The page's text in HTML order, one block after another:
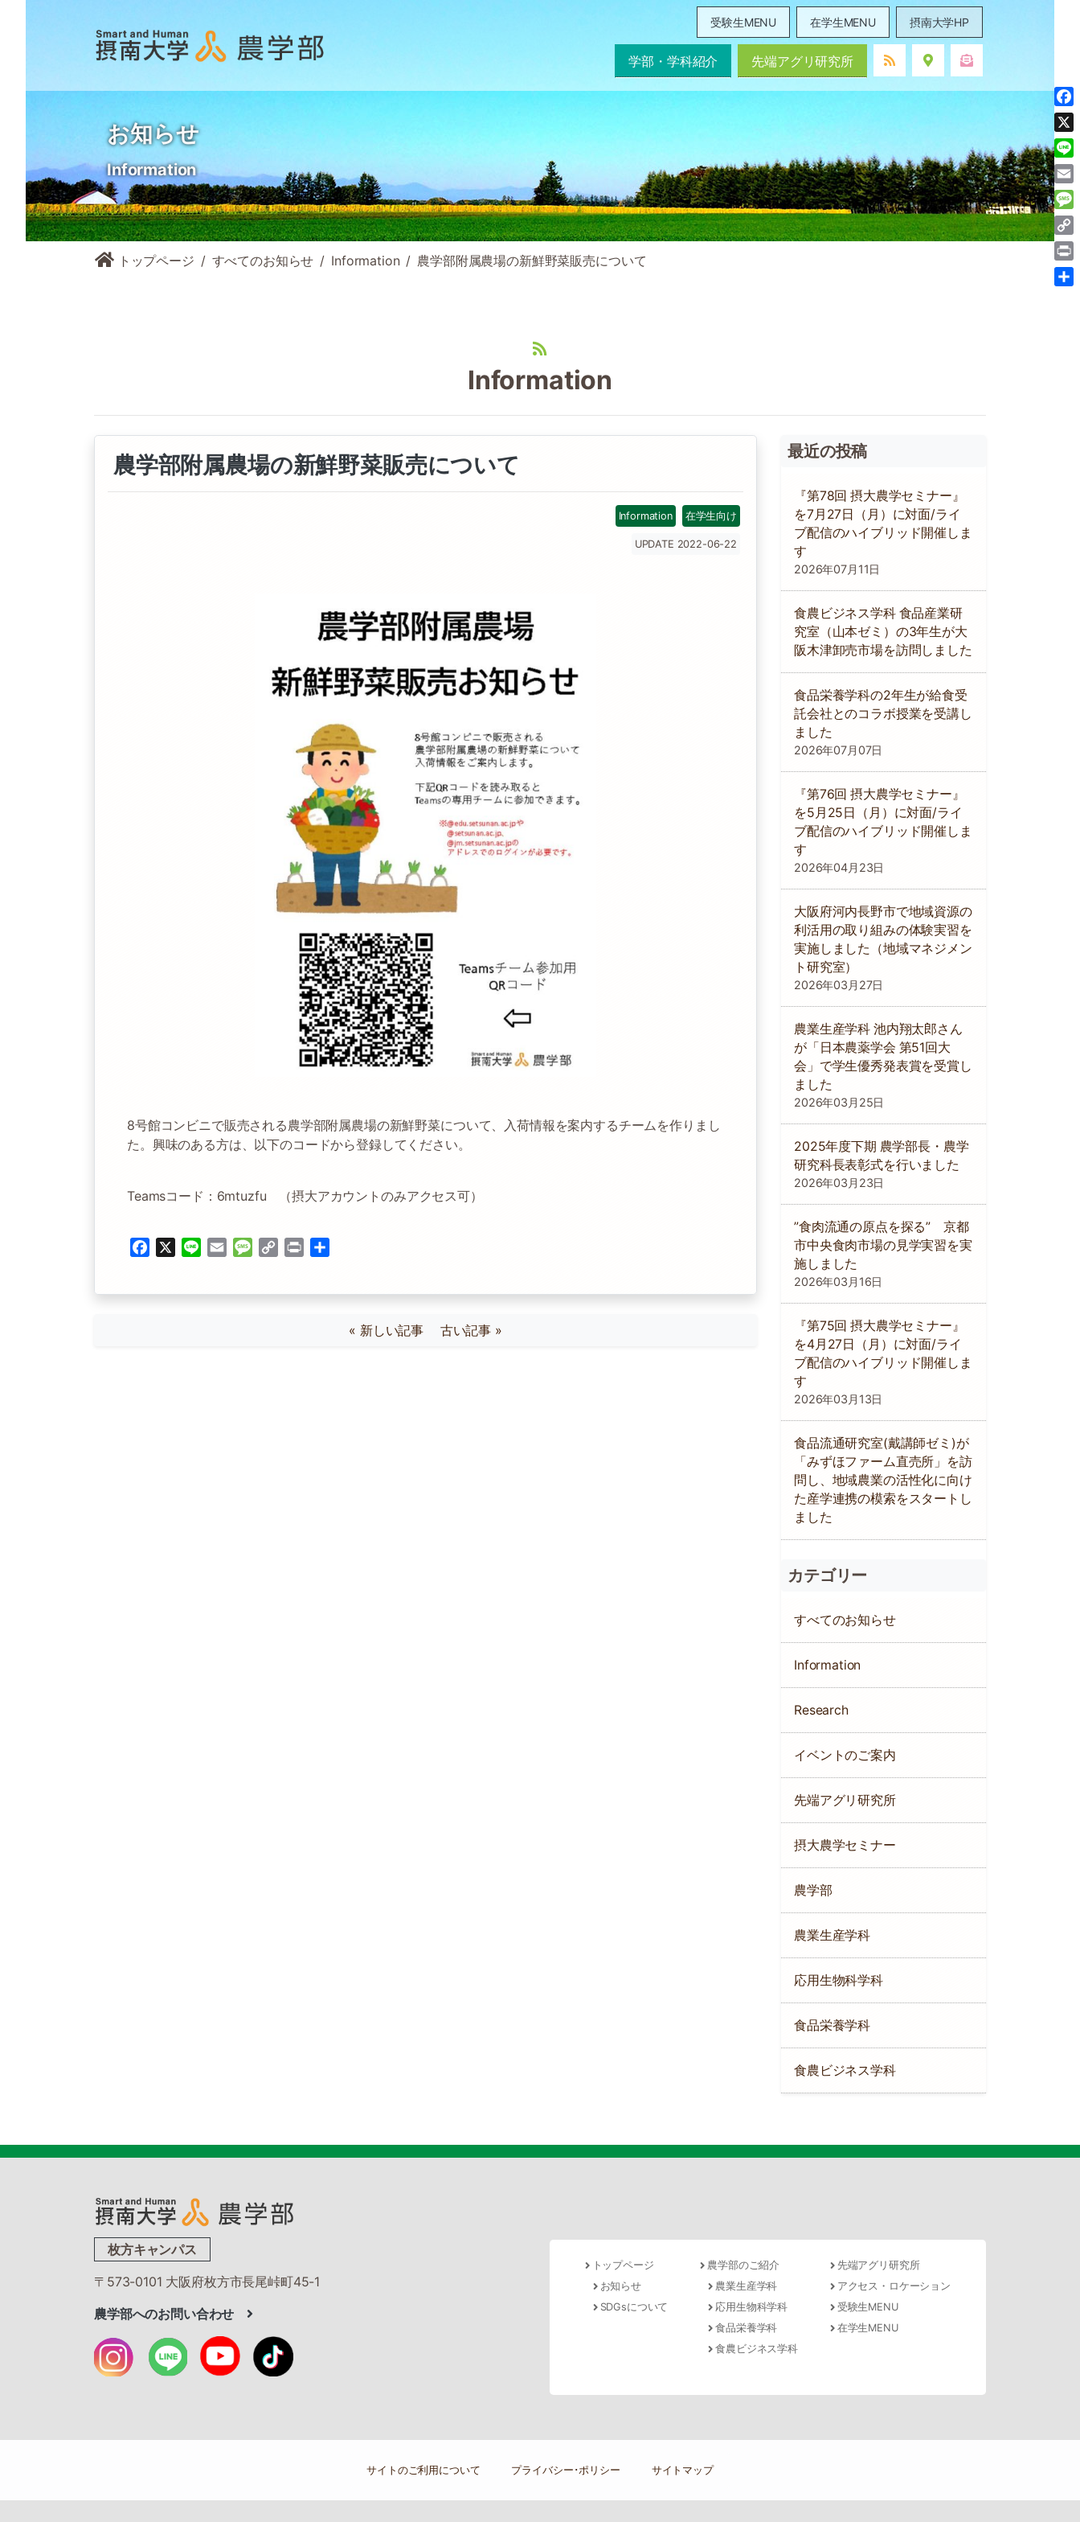
受験生MENU 在学生MENU 摂南大学HP
学部・学科紹介 先端アグリ研究所
お知らせ
Information
トップページ すべてのお知らせ Information 農学部附属農場の新鮮野菜販売について
Information
農学部附属農場の新鮮野菜販売について
Information 在学生向け
UPDATE 2022-06-22
8号館コンビニで販売される農学部附属農場の新鮮野菜について、入荷情報を案内するチームを作りまし
た。興味のある方は、以下のコードから登録してください。
Teamsコード：6mtuzfu （摂大アカウントのみアクセス可）
Facebook Line Email Message
Copy Print
« 新しい記事 古い記事 »
最近の投稿
『第78回 摂大農学セミナー』
を7月27日（月）に対面/ライ
ブ配信のハイブリッド開催しま
す
2026年07月11日
食農ビジネス学科 食品産業研
究室（山本ゼミ）の3年生が大
阪木津卸売市場を訪問しました
食品栄養学科の2年生が給食受
託会社とのコラボ授業を受講し
ました
2026年07月07日
『第76回 摂大農学セミナー』
を5月25日（月）に対面/ライ
ブ配信のハイブリッド開催しま
す
2026年04月23日
大阪府河内長野市で地域資源の
利活用の取り組みの体験実習を
実施しました（地域マネジメン
ト研究室）
2026年03月27日
農業生産学科 池内翔太郎さん
が「日本農薬学会 第51回大
会」で学生優秀発表賞を受賞し
ました
2026年03月25日
2025年度下期 農学部長・農学
研究科長表彰式を行いました
2026年03月23日
”食肉流通の原点を探る” 京都
市中央食肉市場の見学実習を実
施しました
2026年03月16日
『第75回 摂大農学セミナー』
を4月27日（月）に対面/ライ
ブ配信のハイブリッド開催しま
す
2026年03月13日
食品流通研究室(戴講師ゼミ)が
「みずほファーム直売所」を訪
問し、地域農業の活性化に向け
た産学連携の模索をスタートし
ました
カテゴリー
すべてのお知らせ
Information
Research
イベントのご案内
先端アグリ研究所
摂大農学セミナー
農学部
農業生産学科
応用生物科学科
食品栄養学科
食農ビジネス学科
枚方キャンパス
〒573-0101 大阪府枚方市長尾峠町45-1
農学部へのお問い合わせ
トップページ
お知らせ
SDGsについて
農学部のご紹介
農業生産学科
応用生物科学科
食品栄養学科
食農ビジネス学科
先端アグリ研究所
アクセス・ロケーション
受験生MENU
在学生MENU
サイトのご利用について プライバシー･ポリシー サイトマップ
X
Line
Link